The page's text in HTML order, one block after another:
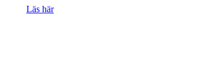
Läs här